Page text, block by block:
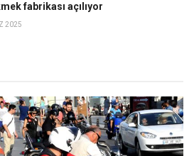
fabrikası açılıyor
2025